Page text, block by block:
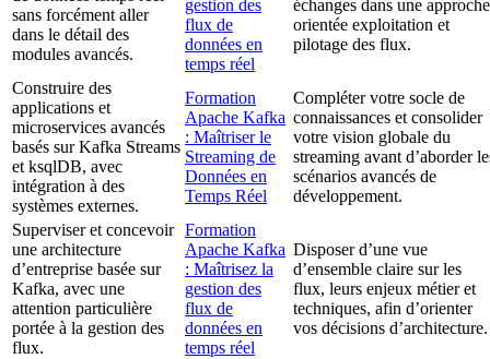
sans forcément aller
dans le détail des
modules avancés.
gestion des
flux de
données en
temps réel
échanges dans une approche
orientée exploitation et
pilotage des flux.
Construire des
applications et
microservices avancés
basés sur Kafka Streams
et ksqlDB, avec
intégration à des
systèmes externes.
Formation
Apache Kafka
: Maîtriser le
Streaming de
Données en
Temps Réel
Compléter votre socle de
connaissances et consolider
votre vision globale du
streaming avant d’aborder
scénarios avancés de
développement.
Superviser et concevoir
une architecture
d’entreprise basée sur
Kafka, avec une
attention particulière
portée à la gestion des
flux.
Formation
Apache Kafka
: Maîtrisez la
gestion des
flux de
données en
temps réel
Disposer d’une vue
d’ensemble claire sur les
flux, leurs enjeux métier et
techniques, afin d’orienter
vos décisions d’architecture.